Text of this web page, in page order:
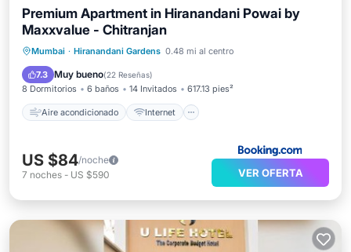
Premium Apartment in Hiranandani Powai by
Maxxvalue - Chitranjan
Mumbai · Hiranandani Gardens 0.48 mi al centro
7.3 Muy bueno(22 Reseñas)
8 Dormitorios 6 baños 14 Invitados 617.13 pies²
Aire acondicionado Internet
Aire acondicionado
Internet
Apto para niños
US $84/noche
7 noches - US $590 VER OFERTA